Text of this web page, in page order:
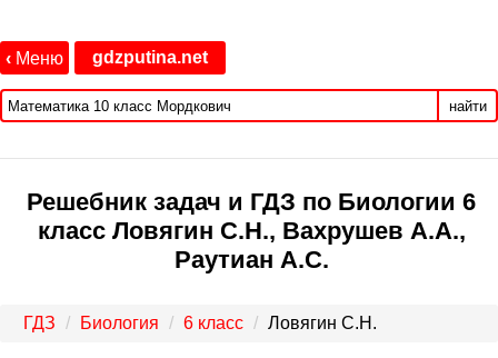
‹ Меню gdzputina.net
найти
Решебник задач и ГДЗ по Биологии 6
класс Ловягин С.Н., Вахрушев А.А.,
Раутиан А.С.
ГДЗ Биология 6 класс Ловягин С.Н.